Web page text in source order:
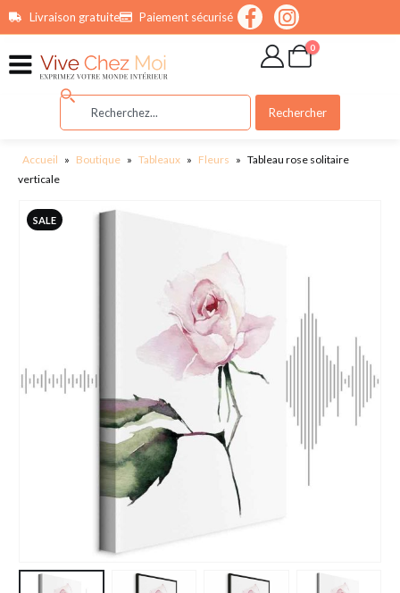
principalLivraison gratuite Paiement sécurisé
0
Rechercher
Accueil » Boutique » Tableaux » Fleurs » Tableau rose solitaire
verticale
SALE